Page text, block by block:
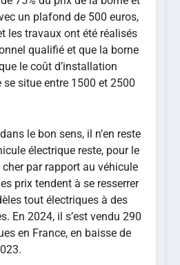
un plafond de 500 euros,
les travaux ont été réalisés
qualifié et que la borne
le coût d’installation
se situe entre 1500 et 2500
le bon sens, il n’en reste
électrique reste, pour le
par rapport au véhicule
prix tendent à se resserrer
tout électriques à des
En 2024, il s’est vendu 290
en France, en baisse de